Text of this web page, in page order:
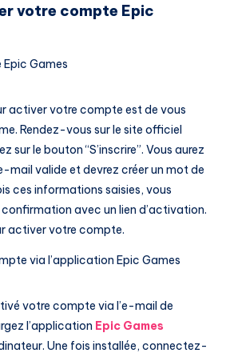
votre compte Epic
Games
activer votre compte est de vous
Rendez-vous sur le site officiel
sur le bouton “S’inscrire”. Vous aurez
mail valide et devrez créer un mot de
ces informations saisies, vous
avec un lien d’activation.
activer votre compte.
via l’application Epic Games
votre compte via l’e-mail de
l’application Epic Games
Une fois installée, connectez-